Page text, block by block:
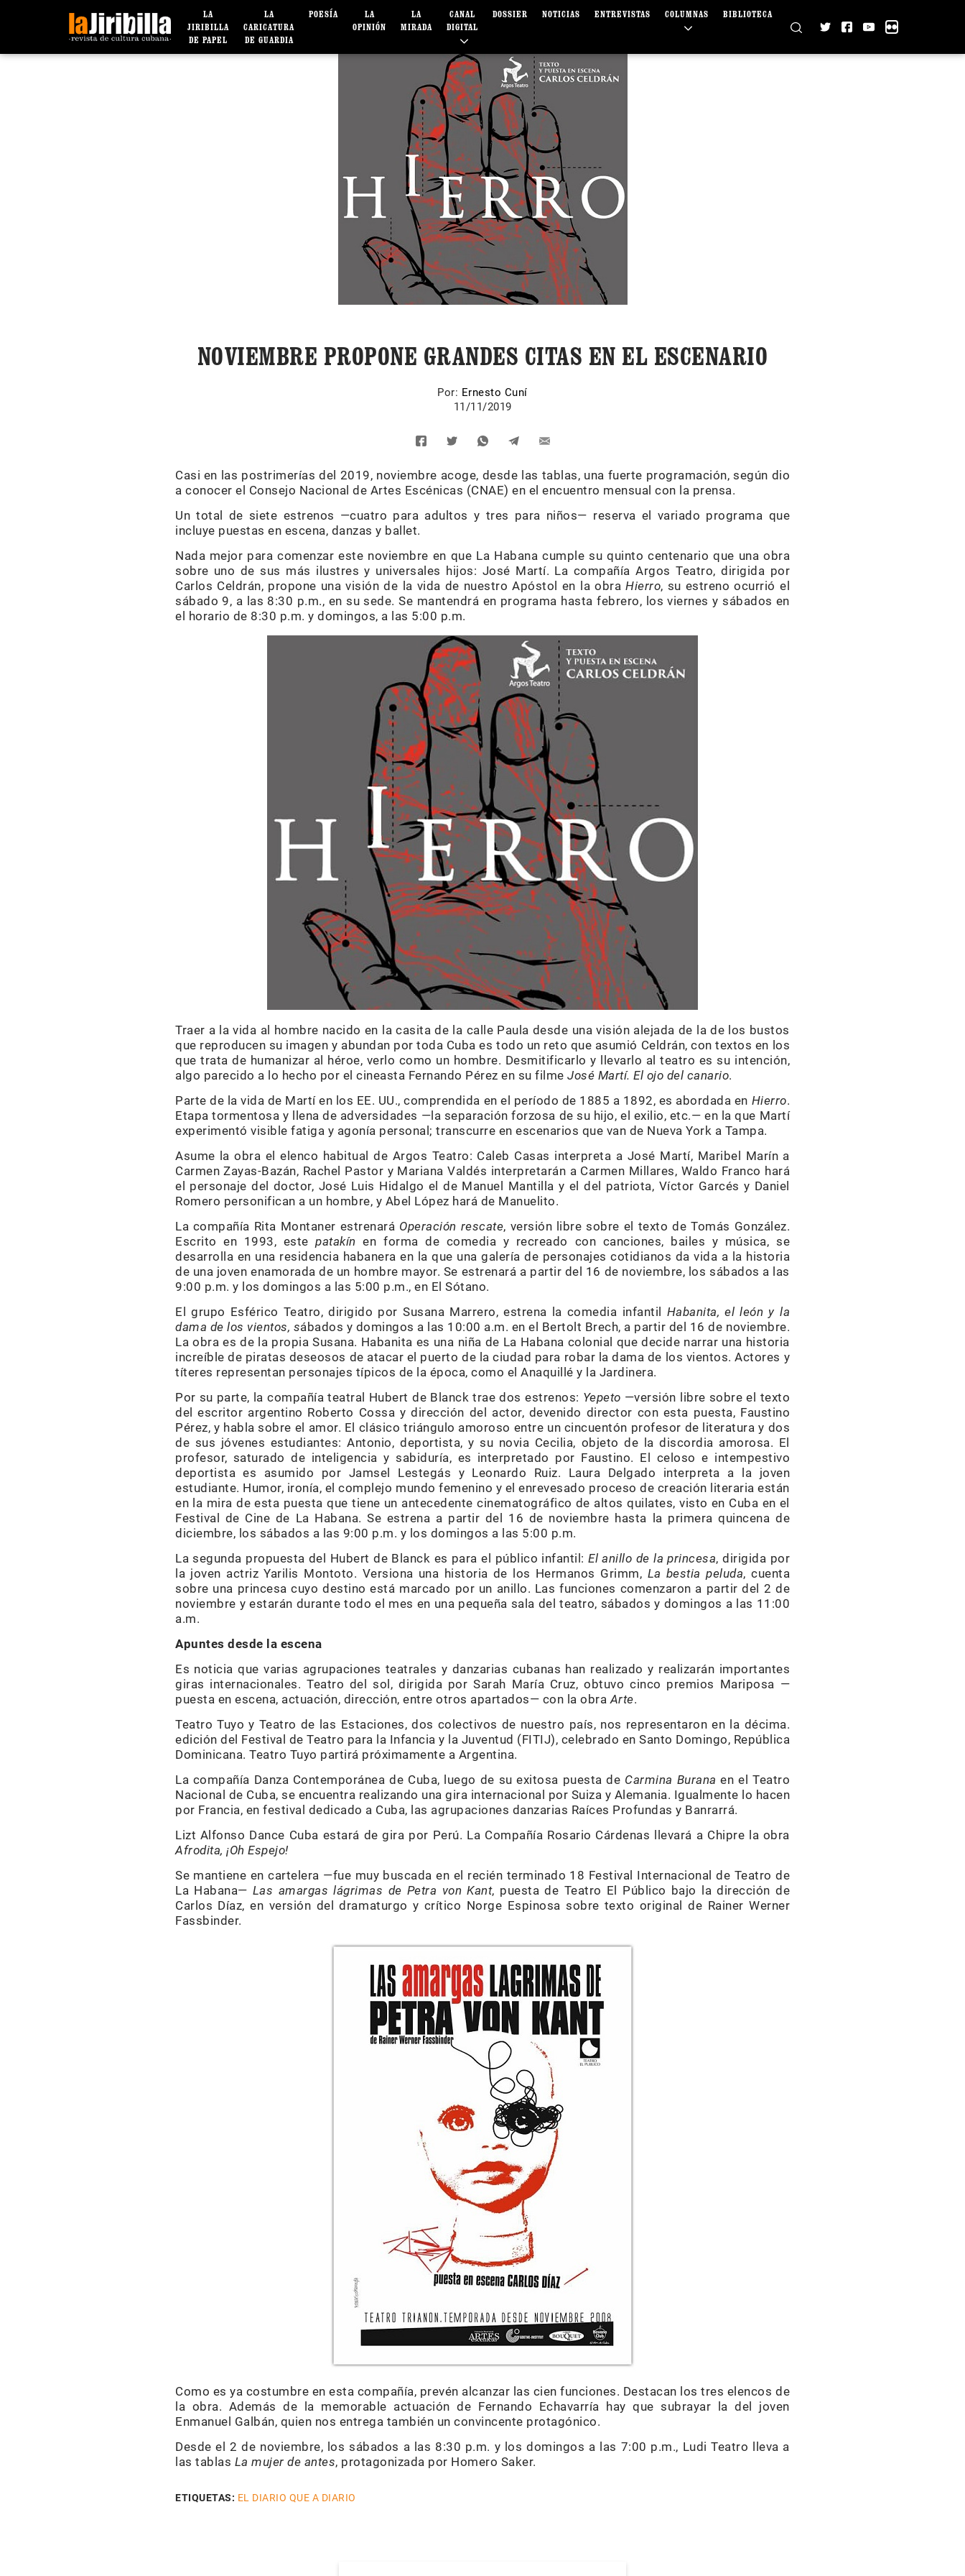
LA
JIRIBILLA
DE PAPEL
LA
CARICATURA
DE GUARDIA
POESÍA
LA
OPINIÓN
LA
MIRADA
CANAL
DIGITAL
DOSSIER NOTICIAS ENTREVISTAS COLUMNAS BIBLIOTECA
NOVIEMBRE PROPONE GRANDES CITAS EN EL ESCENARIO
Por: Ernesto Cuní
11/11/2019
Casi en las postrimerías del 2019, noviembre acoge, desde las tablas, una fuerte programación, según dio
a conocer el Consejo Nacional de Artes Escénicas (CNAE) en el encuentro mensual con la prensa.
Un total de siete estrenos —cuatro para adultos y tres para niños— reserva el variado programa que
incluye puestas en escena, danzas y ballet.
Nada mejor para comenzar este noviembre en que La Habana cumple su quinto centenario que una obra
sobre uno de sus más ilustres y universales hijos: José Martí. La compañía Argos Teatro, dirigida por
Carlos Celdrán, propone una visión de la vida de nuestro Apóstol en la obraHierro, su estreno ocurrió el
sábado 9, a las 8:30 p.m., en su sede. Se mantendrá en programa hasta febrero, los viernes y sábados en
el horario de 8:30 p.m. y domingos, a las 5:00 p.m.
Traer a la vida al hombre nacido en la casita de la calle Paula desde una visión alejada de la de los bustos
que reproducen su imagen y abundan por toda Cuba es todo un reto que asumió Celdrán, con textos en los
que trata de humanizar al héroe, verlo como un hombre. Desmitificarlo y llevarlo al teatro es su intención,
algo parecido a lo hecho por el cineasta Fernando Pérez en su filme José Martí. El ojo del canario.
Parte de la vida de Martí en los EE. UU., comprendida en el período de 1885 a 1892, es abordada en Hierro.
Etapa tormentosa y llena de adversidades —la separación forzosa de su hijo, el exilio, etc.— en la que Martí
experimentó visible fatiga y agonía personal; transcurre en escenarios que van de Nueva York a Tampa.
Asume la obra el elenco habitual de Argos Teatro: Caleb Casas interpreta a José Martí, Maribel Marín a
Carmen Zayas-Bazán, Rachel Pastor y Mariana Valdés interpretarán a Carmen Millares, Waldo Franco hará
el personaje del doctor, José Luis Hidalgo el de Manuel Mantilla y el del patriota, Víctor Garcés y Daniel
Romero personifican a un hombre, y Abel López hará de Manuelito.
La compañía Rita Montaner estrenará Operación rescate, versión libre sobre el texto de Tomás González.
Escrito en 1993, estepatakín en forma de comedia y recreado con canciones, bailes y música, se
desarrolla en una residencia habanera en la que una galería de personajes cotidianos da vida a la historia
de una joven enamorada de un hombre mayor. Se estrenará a partir del 16 de noviembre, los sábados a las
9:00 p.m. y los domingos a las 5:00 p.m., en El Sótano.
El grupo Esférico Teatro, dirigido por Susana Marrero, estrena la comedia infantil Habanita, el león y la
dama de los vientos, sábados y domingos a las 10:00 a.m. en el Bertolt Brech, a partir del 16 de noviembre.
La obra es de la propia Susana. Habanita es una niña de La Habana colonial que decide narrar una historia
increíble de piratas deseosos de atacar el puerto de la ciudad para robar la dama de los vientos. Actores y
títeres representan personajes típicos de la época, como el Anaquillé y la Jardinera.
Por su parte, la compañía teatral Hubert de Blanck trae dos estrenos: Yepeto —versión libre sobre el texto
del escritor argentino Roberto Cossa y dirección del actor, devenido director con esta puesta, Faustino
Pérez, y habla sobre el amor. El clásico triángulo amoroso entre un cincuentón profesor de literatura y dos
de sus jóvenes estudiantes: Antonio, deportista, y su novia Cecilia, objeto de la discordia amorosa. El
profesor, saturado de inteligencia y sabiduría, es interpretado por Faustino. El celoso e intempestivo
deportista es asumido por Jamsel Lestegás y Leonardo Ruiz. Laura Delgado interpreta a la joven
estudiante. Humor, ironía, el complejo mundo femenino y el enrevesado proceso de creación literaria están
en la mira de esta puesta que tiene un antecedente cinematográfico de altos quilates, visto en Cuba en el
Festival de Cine de La Habana. Se estrena a partir del 16 de noviembre hasta la primera quincena de
diciembre, los sábados a las 9:00 p.m. y los domingos a las 5:00 p.m.
La segunda propuesta del Hubert de Blanck es para el público infantil:El anillo de la princesa, dirigida por
la joven actriz Yarilis Montoto. Versiona una historia de los Hermanos Grimm, La bestia peluda, cuenta
sobre una princesa cuyo destino está marcado por un anillo. Las funciones comenzaron a partir del 2 de
noviembre y estarán durante todo el mes en una pequeña sala del teatro, sábados y domingos a las 11:00
a.m.
Apuntes desde la escena
Es noticia que varias agrupaciones teatrales y danzarias cubanas han realizado y realizarán importantes
giras internacionales. Teatro del sol, dirigida por Sarah María Cruz, obtuvo cinco premios Mariposa —
puesta en escena, actuación, dirección, entre otros apartados— con la obraArte.
Teatro Tuyo y Teatro de las Estaciones, dos colectivos de nuestro país, nos representaron en la décima.
edición del Festival de Teatro para la Infancia y la Juventud (FITIJ), celebrado en Santo Domingo, República
Dominicana. Teatro Tuyo partirá próximamente a Argentina.
La compañía Danza Contemporánea de Cuba, luego de su exitosa puesta de Carmina Burana en el Teatro
Nacional de Cuba, se encuentra realizando una gira internacional por Suiza y Alemania. Igualmente lo hacen
por Francia, en festival dedicado a Cuba, las agrupaciones danzarias Raíces Profundas y Banrarrá.
Lizt Alfonso Dance Cuba estará de gira por Perú. La Compañía Rosario Cárdenas llevará a Chipre la obra
Afrodita, ¡Oh Espejo!
Se mantiene en cartelera —fue muy buscada en el recién terminado 18 Festival Internacional de Teatro de
La Habana— Las amargas lágrimas de Petra von Kant, puesta de Teatro El Público bajo la dirección de
Carlos Díaz, en versión del dramaturgo y crítico Norge Espinosa sobre texto original de Rainer Werner
Fassbinder.
Como es ya costumbre en esta compañía, prevén alcanzar las cien funciones. Destacan los tres elencos de
la obra. Además de la memorable actuación de Fernando Echavarría hay que subrayar la del joven
Enmanuel Galbán, quien nos entrega también un convincente protagónico.
Desde el 2 de noviembre, los sábados a las 8:30 p.m. y los domingos a las 7:00 p.m., Ludi Teatro lleva a
las tablas La mujer de antes, protagonizada por Homero Saker.
ETIQUETAS: EL DIARIO QUE A DIARIO